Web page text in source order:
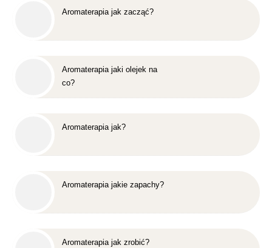
Aromaterapia jak zacząć?
Aromaterapia jaki olejek na
co?
Aromaterapia jak?
Aromaterapia jakie zapachy?
Aromaterapia jak zrobić?